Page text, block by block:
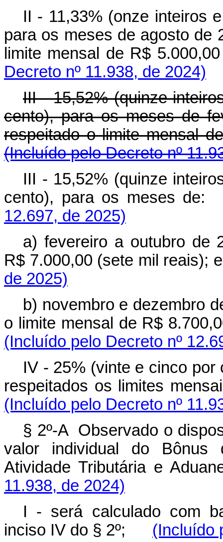
II - 11,33% (onze inteiros
para os meses de agosto de
limite mensal de R$
Decreto nº 11.938, de 2024)
III - 15,52% (quinze
cento), para os meses de
respeitado o limite mensal
(Incluído pelo Decreto nº
III - 15,52% (quinze
cento), para os meses
12.697, de 2025)
a) fevereiro a outubro de
R$ 7.000,00 (sete mil
de 2025)
b) novembro e dezembro
o limite mensal de R$
(Incluído pelo Decreto nº
IV - 25% (vinte e cinco
respeitados os limites
(Incluído pelo Decreto nº
§ 2º-A Observado o
valor individual do Bônus
Atividade Tributária e
11.938, de 2024)
I - será calculado com
inciso IV do § 2º; (Incluído